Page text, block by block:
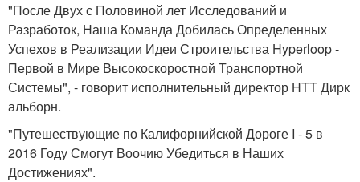
"После Двух с Половиной лет Исследований и
Разработок, Наша Команда Добилась Определенных
Успехов в Реализации Идеи Строительства Hyperloop -
Первой в Мире Высокоскоростной Транспортной
Системы", - говорит исполнительный директор HTT Дирк
альборн.
"Путешествующие по Калифорнийской Дороге I - 5 в
2016 Году Смогут Воочию Убедиться в Наших
Достижениях".